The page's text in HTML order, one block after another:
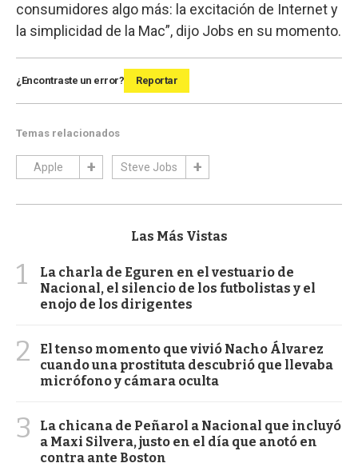
consumidores algo más: la excitación de Internet y
la simplicidad de la Mac”, dijo Jobs en su momento.
¿Encontraste un error? Reportar
Temas relacionados
Apple Steve Jobs
Las Más Vistas
1
La charla de Eguren en el vestuario de
Nacional, el silencio de los futbolistas y el
enojo de los dirigentes
2
El tenso momento que vivió Nacho Álvarez
cuando una prostituta descubrió que llevaba
micrófono y cámara oculta
3
La chicana de Peñarol a Nacional que incluyó
a Maxi Silvera, justo en el día que anotó en
contra ante Boston